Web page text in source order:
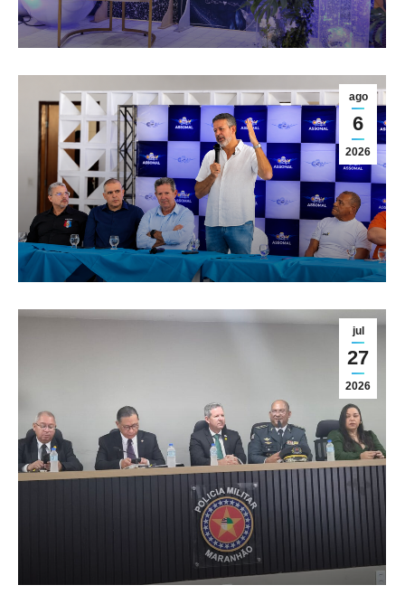
ago
6
2026
jul
27
2026
ASSOMAL fortalece a
representatividade da
oficialidade militar em encontro
regional da FENEME
Geral
CONVOCAÇÃO – ASSEMBLEIA
GERAL EXTRAORDINÁRIA DA